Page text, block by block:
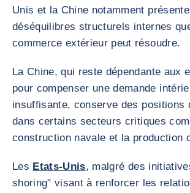
Unis et la Chine notamment
déséquilibres structurels internes
commerce extérieur peut résoudre.
La Chine, qui reste dépendante aux
pour compenser une demande
insuffisante, conserve des positions
dans certains secteurs critiques
construction navale et la production
Les Etats-Unis, malgré des
shoring" visant à renforcer les